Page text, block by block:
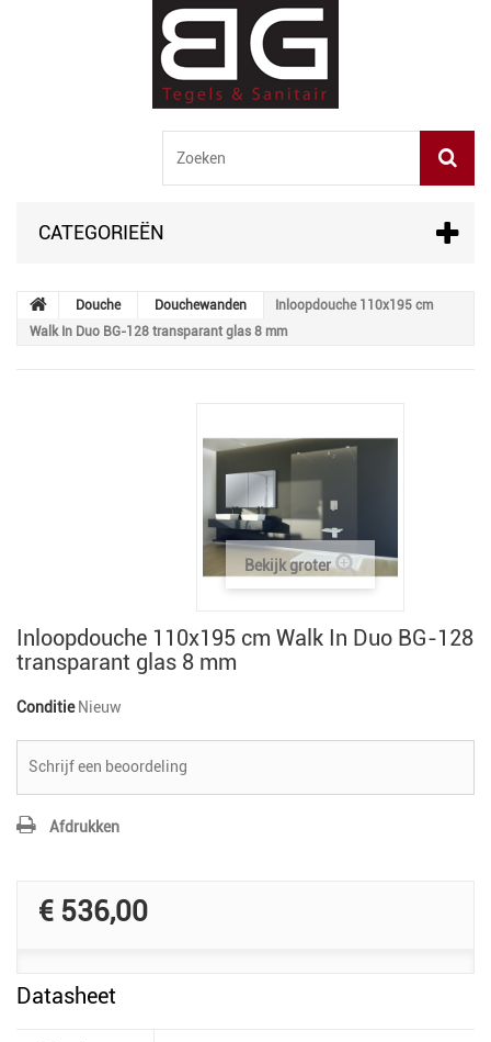
CATEGORIEËN
Douche Douchewanden
Inloopdouche 110x195 cm
Walk In Duo BG-128 transparant glas 8 mm
Bekijk groter
Inloopdouche 110x195 cm Walk In Duo BG-128
transparant glas 8 mm
Conditie Nieuw
Schrijf een beoordeling
Afdrukken
€ 536,00
Datasheet